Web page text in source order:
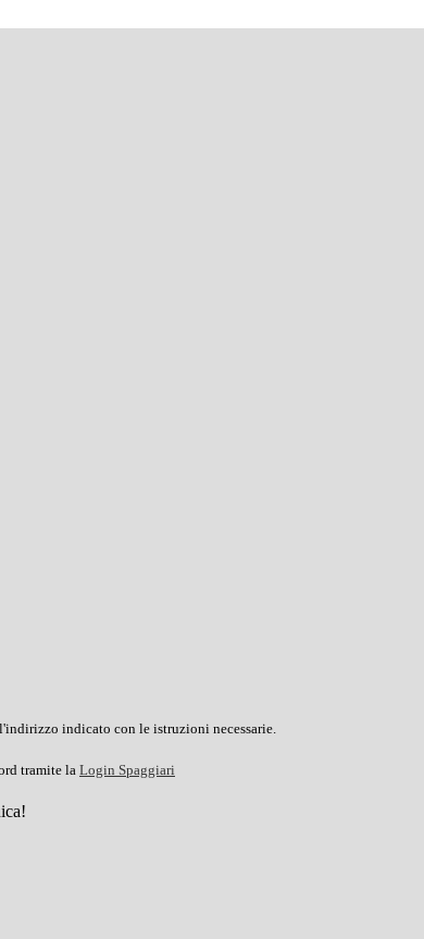
indicato con le istruzioni necessarie.
tramite la Login Spaggiari